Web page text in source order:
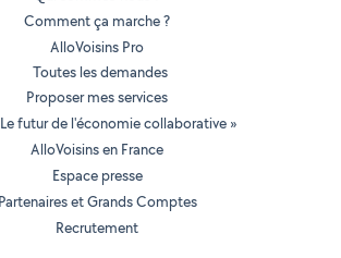
Comment ça marche ?
AlloVoisins Pro
Toutes les demandes
Proposer mes services
futur de l'économie collaborative »
AlloVoisins en France
Espace presse
Partenaires et Grands Comptes
Recrutement